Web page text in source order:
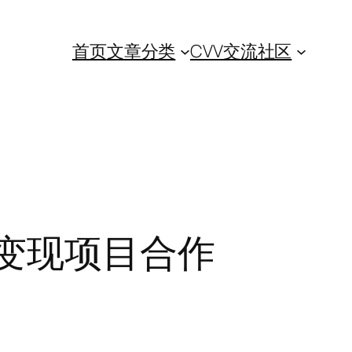
首页文章分类 CVV交流社区
现项目合作